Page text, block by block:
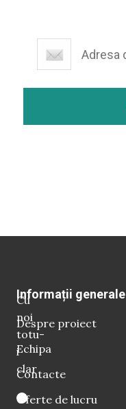
Cu
noi
totu-
i
clar
Informații generale
Despre proiect
Echipa
Contacte
Oferte de lucru